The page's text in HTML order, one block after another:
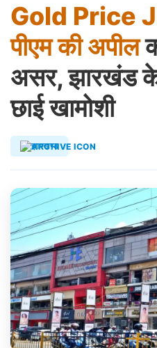
Gold Price
पीएमकी अपील
असर, झारखंड के
छाई खामोशी
झारखण्ड